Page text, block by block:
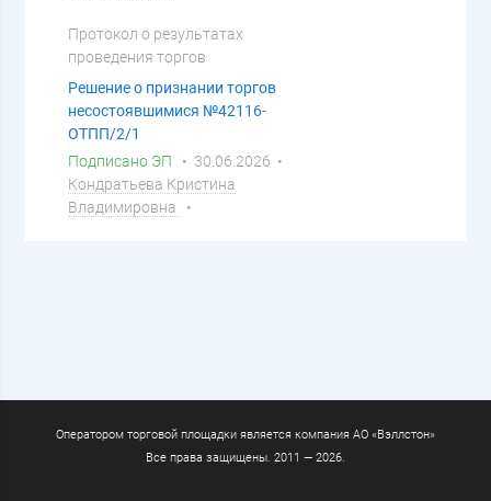
Протокол о результатах
проведения торгов
Решение о признании торгов
несостоявшимися №42116-
ОТПП/2/1
Подписано ЭП
• 30.06.2026 •
Кондратьева Кристина
Владимировна
•
Оператором торговой площадки является компания АО «Вэллстон»
Все права защищены. 2011 — 2026.